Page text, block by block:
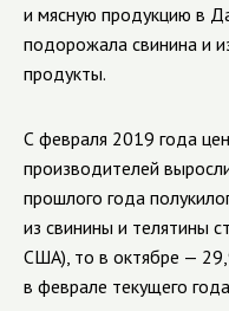
и мясную продукцию в
подорожала свинина и
продукты.
С февраля 2019 года
производителей
прошлого года
из свинины и телятины
США), то в октябре —
в феврале текущего